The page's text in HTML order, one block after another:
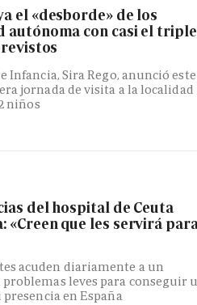
el «desborde» de los
autónoma con casi el triple
Infancia, Sira Rego, anunció este
jornada de visita a la localidad
niños
del hospital de Ceuta
«Creen que les servirá
acuden diariamente a un
leves para conseguir
en España